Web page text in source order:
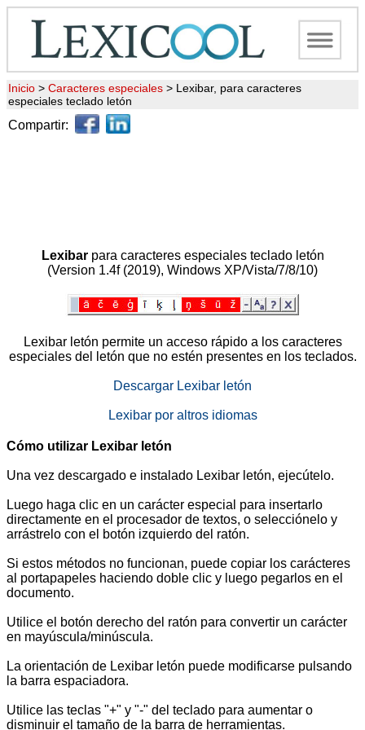
Inicio > Caracteres especiales > Lexibar, para caracteres
especiales teclado letón
Compartir:
Lexibarpara caracteres especiales teclado letón
(Version 1.4f (2019), Windows XP/Vista/7/8/10)
Lexibar letón permite un acceso rápido a los caracteres
especiales del letón que no estén presentes en los teclados.
Descargar Lexibar letón
Lexibar por altros idiomas
Cómo utilizar Lexibar letón
Una vez descargado e instalado Lexibar letón, ejecútelo.
Luego haga clic en un carácter especial para insertarlo
directamente en el procesador de textos, o selecciónelo y
arrástrelo con el botón izquierdo del ratón.
Si estos métodos no funcionan, puede copiar los carácteres
al portapapeles haciendo doble clic y luego pegarlos en el
documento.
Utilice el botón derecho del ratón para convertir un carácter
en mayúscula/minúscula.
La orientación de Lexibar letón puede modificarse pulsando
la barra espaciadora.
Utilice las teclas "+" y "-" del teclado para aumentar o
disminuir el tamaño de la barra de herramientas.